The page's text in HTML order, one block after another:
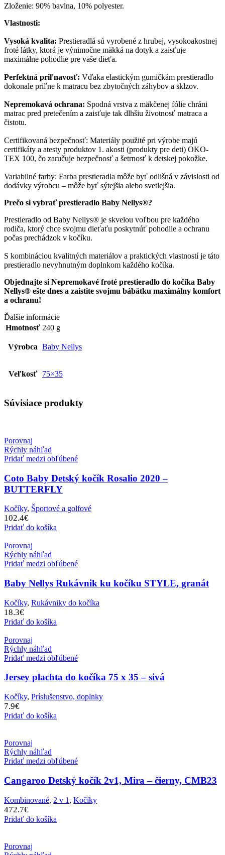
Zloženie: 90% bavlna, 10% polyester.
Vlastnosti:
Vysoká kvalita: Prestieradlá sú vyrobené z hrubej, vysokoakostnej
froté látky, ktorá je výnimočne mäkká na dotyk a zaisťuje
maximálne pohodlie pre vaše dieťa.
Perfektná priľnavosť: Vďaka elastickým gumičkám prestieradlo
dokonale priľne k matracu bez zbytočných záhybov a sklzov.
Nepremokavá ochrana: Spodná vrstva z mäkčenej fólie chráni
matrac pred pretečením a zaisťuje tak dlhšiu životnosť matraca a
čistotu.
Certifikovaná bezpečnosť: Materiály použité pri výrobe majú
certifikáty a atesty produktov 1. akosti (produkty pre deti) OKO-
TEX 100, čo zaručuje bezpečnosť a šetrnosť k detskej pokožke.
Variabilné farby: Farba prestieradla môže byť odlišná v závislosti od
dodávky výrobcu – môže byť sýtejšia alebo svetlejšia.
Prečo si vybrať prestieradlo Baby Nellys®?
Prestieradlo od Baby Nellys® je skvelou voľbou pre každého
rodiča, ktorý chce svojmu dieťaťu poskytnúť pohodlie a ochranu
počas prechádzok v kočíku.
S kombináciou kvalitných materiálov a praktických vlastností je táto
prestieradlo nevyhnutným doplnkom každého kočíka.
Objednajte si Nepremokavé froté prestieradlo do kočíka Baby
Nellys® ešte dnes a zaistite svojmu bábätku maximálny komfort
a ochranu!
Ďalšie informácie
Hmotnosť 240 g
Výrobca Baby Nellys
Veľkosť 75×35
Súvisiace produkty
Porovnaj
Rýchly náhľad
Pridať medzi obľúbené
Coto Baby Detský kočík Rosalio 2020 –
BUTTERFLY
Kočíky, Športové a golfové
102.4€
Pridať do košíka
Porovnaj
Rýchly náhľad
Pridať medzi obľúbené
Baby Nellys Rukávnik ku kočíku STYLE, granát
Kočíky, Rukávniky do kočíka
18.3€
Pridať do košíka
Porovnaj
Rýchly náhľad
Pridať medzi obľúbené
Jersey plachta do kočíka 75 x 35 – sivá
Kočíky, Príslušenstvo, doplnky
7.9€
Pridať do košíka
Porovnaj
Rýchly náhľad
Pridať medzi obľúbené
Cangaroo Detský kočík 2v1, Mira – čierny, CMB23
Kombinované, 2 v 1 , Kočíky
472.7€
Pridať do košíka
Porovnaj